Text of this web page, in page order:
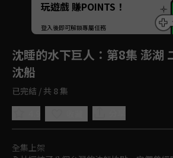
玩遊戲 賺POINTS！
登入後即可解鎖專屬任務
沈睡的水下巨人 ：第8集 澎湖
沈船
已完結 / 共 8 集
全集上架